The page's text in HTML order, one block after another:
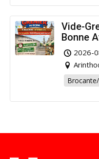
Vide-
Bonne
2026-